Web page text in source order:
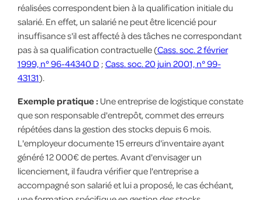
réalisées correspondent bien à la qualification initiale du
salarié. En effet, un salarié ne peut être licencié pour
insuffisance s'il est affecté à des tâches ne correspondant
pas à sa qualification contractuelle (Cass. soc. 2 février
1999, n° 96-44340 D ; Cass. soc. 20 juin 2001, n° 99-
43131).
Exemple pratique :Une entreprise de logistique constate
que son responsable d'entrepôt, commet des erreurs
répétées dans la gestion des stocks depuis 6 mois.
L'employeur documente 15 erreurs d'inventaire ayant
généré 12 000€ de pertes. Avant d'envisager un
licenciement, il faudra vérifier que l'entreprise a
accompagné son salarié et lui a proposé, le cas échéant,